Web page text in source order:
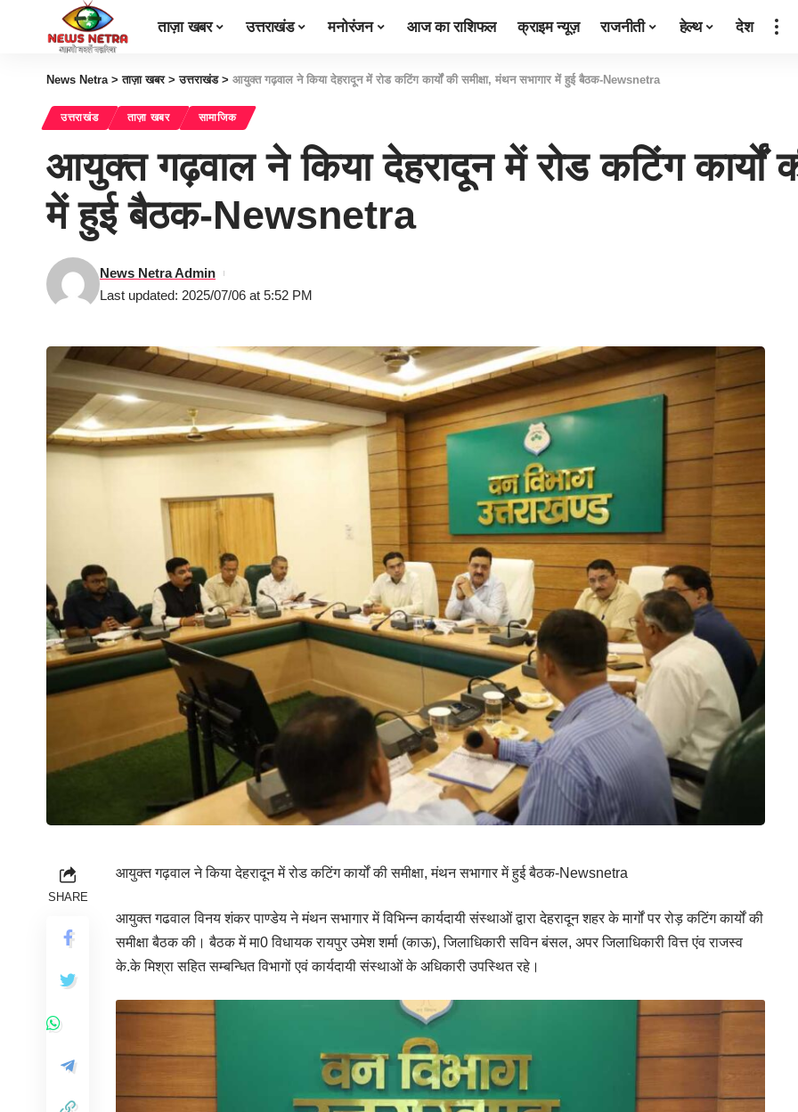
ताज़ा खबर उत्तराखंड मनोरंजन आज का राशिफल क्राइम न्यूज़ राजनीती हेल्थ देश
News Netra>ताज़ा खबर>उत्तराखंड> आयुक्त गढ़वाल ने किया देहरादून में रोड कटिंग कार्यों की समीक्षा, मंथन सभागार में हुई बैठक-Newsnetra
उत्तराखंड ताज़ा खबर सामाजिक
आयुक्त गढ़वाल ने किया देहरादून में रोड कटिंग कार्यों
में हुई बैठक-Newsnetra
Last updated: 2025/07/06 at 5:52 PM
News Netra Admin
SHARE
आयुक्त गढ़वाल ने किया देहरादून में रोड कटिंग कार्यों की समीक्षा, मंथन सभागार में हुई बैठक-Newsnetra
आयुक्त गढवाल विनय शंकर पाण्डेय ने मंथन सभागार में विभिन्न कार्यदायी संस्थाओं द्वारा देहरादून शहर के मार्गों पर रोड़ कटिंग कार्यों की
समीक्षा बैठक की। बैठक में मा0 विधायक रायपुर उमेश शर्मा (काऊ), जिलाधिकारी सविन बंसल, अपर जिलाधिकारी वित्त एंव राजस्व
के.के मिश्रा सहित सम्बन्धित विभागों एवं कार्यदायी संस्थाओं के अधिकारी उपस्थित रहे।